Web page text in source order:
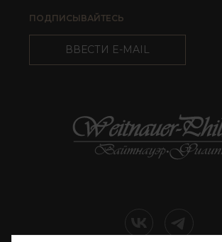
ПОДПИСЫВАЙТЕСЬ
ВВЕСТИ E-MAIL